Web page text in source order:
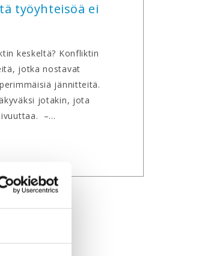
työyhteisöä ei
keskeltä? Konfliktin
jotka nostavat
jännitteitä.
jotakin, jota
–...